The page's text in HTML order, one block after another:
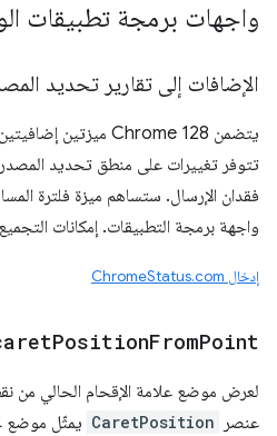
واجهات برمجة تطبيقات
الإضافات إلى تقارير تحديد
يتضمن Chrome 128 ميزتين إضافيتين
تتوفر تغييرات على منطق تحديد
فقدان الإرسال. ستساهم ميزة فلترة
واجهة برمجة التطبيقات. إمكانات التجميع
إدخال ChromeStatus.com
PositionFromPoint
لعرض موضع علامة الإقحام الحالي
عنصر
CaretPosition يمثّل موضع